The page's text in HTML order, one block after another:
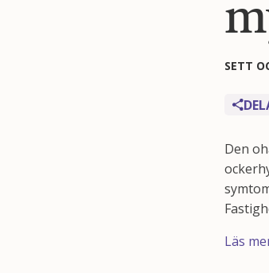
SETT
Den
Läs